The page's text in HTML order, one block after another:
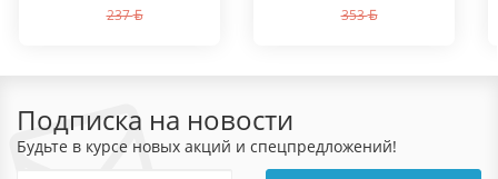
237 353
Подписка на новости
Будьте в курсе новых акций и спецпредложений!